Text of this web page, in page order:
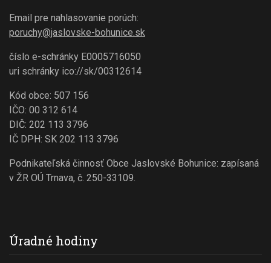
Email pre nahlasovanie porúch:
poruchy@jaslovske-bohunice.sk
číslo e-schránky E0005716050
uri schránky ico://sk/00312614
Kód obce: 507 156
IČO: 00 312 614
DIČ: 202 113 3796
IČ DPH: SK 202 113 3796
Podnikateľská činnosť Obce Jaslovské Bohunice: zapísaná
v ŽR OÚ Trnava, č. 250-33109.
Úradné hodiny